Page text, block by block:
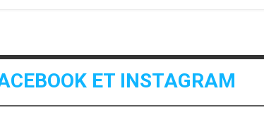
ET INSTAGRAM